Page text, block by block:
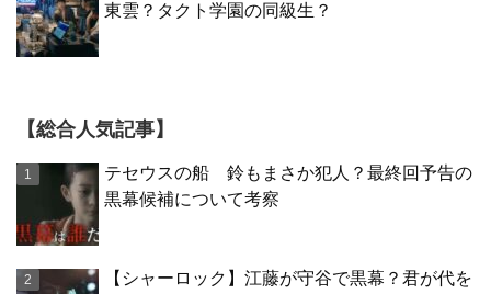
東雲？タクト学園の同級生？
【総合人気記事】
テセウスの船 鈴もまさか犯人？最終回予告の
黒幕候補について考察
【シャーロック】江藤が守谷で黒幕？君が代を